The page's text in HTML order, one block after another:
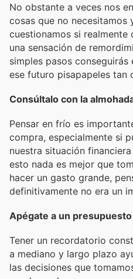
No obstante a veces nos
cosas que no necesitamos
cuestionamos si realmente
una sensación de
simples pasos
ese futuro pisapapeles tan
Consúltalo con la
Pensar en frío es
compra, especialmente si
nuestra situación
esto nada es mejor que
hacer un gasto grande,
definitivamente no era un
Apégate a un
Tener un recordatorio
a mediano y largo plazo
las decisiones que